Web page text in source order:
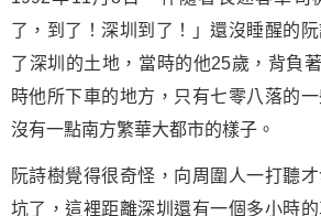
了，到了！深圳到了！」還沒睡醒的
了深圳的土地，當時的他25歲，背負
時他所下車的地方，只有七零八落的
沒有一點南方繁華大都市的樣子。
阮詩樹覺得很奇怪，向周圍人一打聽
坑了，這裡距離深圳還有一個多小時